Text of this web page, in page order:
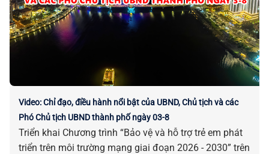
thông dữ liệu khám sức khỏe và khám bệnh, chữa
bệnh... là những chỉ đạo, điều hành nổi bật của UBND,
Chủ tịch và các Phó Chủ tịch UBND thành phố từ ngày
Video: Chỉ đạo, điều hành nổi bật của UBND, Chủ tịch và các
Phó Chủ tịch UBND thành phố ngày 03-8
Triển khai Chương trình “Bảo vệ và hỗ trợ trẻ em phát
triển trên môi trường mạng giai đoạn 2026 - 2030” trên